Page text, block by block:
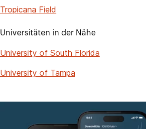
Tropicana Field
Universitäten in der Nähe
University of South Florida
University of Tampa